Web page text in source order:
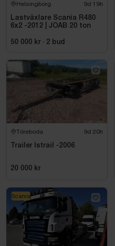
Helsingborg 9d 19h
Lastväxlare Scania R480
6x2 -2012 | JOAB 20 ton
50 000 kr · 2 bud
Töreboda 9d 20h
Trailer Istrail -2006
20 000 kr
Scania